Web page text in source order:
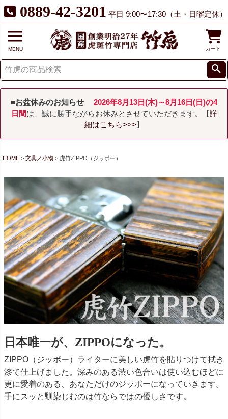
0889-42-3201 平日 9:00〜17:30（土・日曜定休）
MENU カート
■お盆休みのお知らせ
2026年8月13日(木)～8月16日(日)の4
日間は、誠に勝手ながらお休みとさせていただきます。【詳
細はこちら>>> 】
HOME 文具／小物 虎竹ZIPPO（ジッポー）
日本唯一が、ZIPPOになった。
ZIPPO（ジッポー）ライターに美しい虎竹を貼りつけて拭き
漆で仕上げました。深みのある渋い色合いは使い込むほどに
更に愛着のある、あなただけのジッポーになっていきます。
手にスッと馴染じむのは竹ならではの優しさです。